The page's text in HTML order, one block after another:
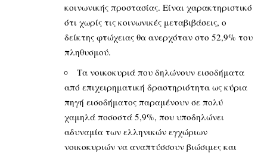
κοινωνικής προστασίας. Είναι χαρακτηριστικό
ότι χωρίς τις κοινωνικές μεταβιβάσεις, ο
δείκτης φτώχειας θα ανερχόταν στο 52,9% του
πληθυσμού.
Τα νοικοκυριά που δηλώνουν εισοδήματα
από επιχειρηματική δραστηριότητα ως κύρια
πηγή εισοδήματος παραμένουν σε πολύ
χαμηλά ποσοστά 5,9%, που υποδηλώνει
αδυναμία των ελληνικών εγχώριων
νοικοκυριών να αναπτύσσουν βιώσιμες και